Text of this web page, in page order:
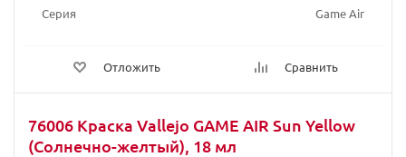
Серия Game Air
Отложить Сравнить
76006 Краска Vallejo GAME AIR Sun Yellow
(Солнечно-желтый), 18 мл